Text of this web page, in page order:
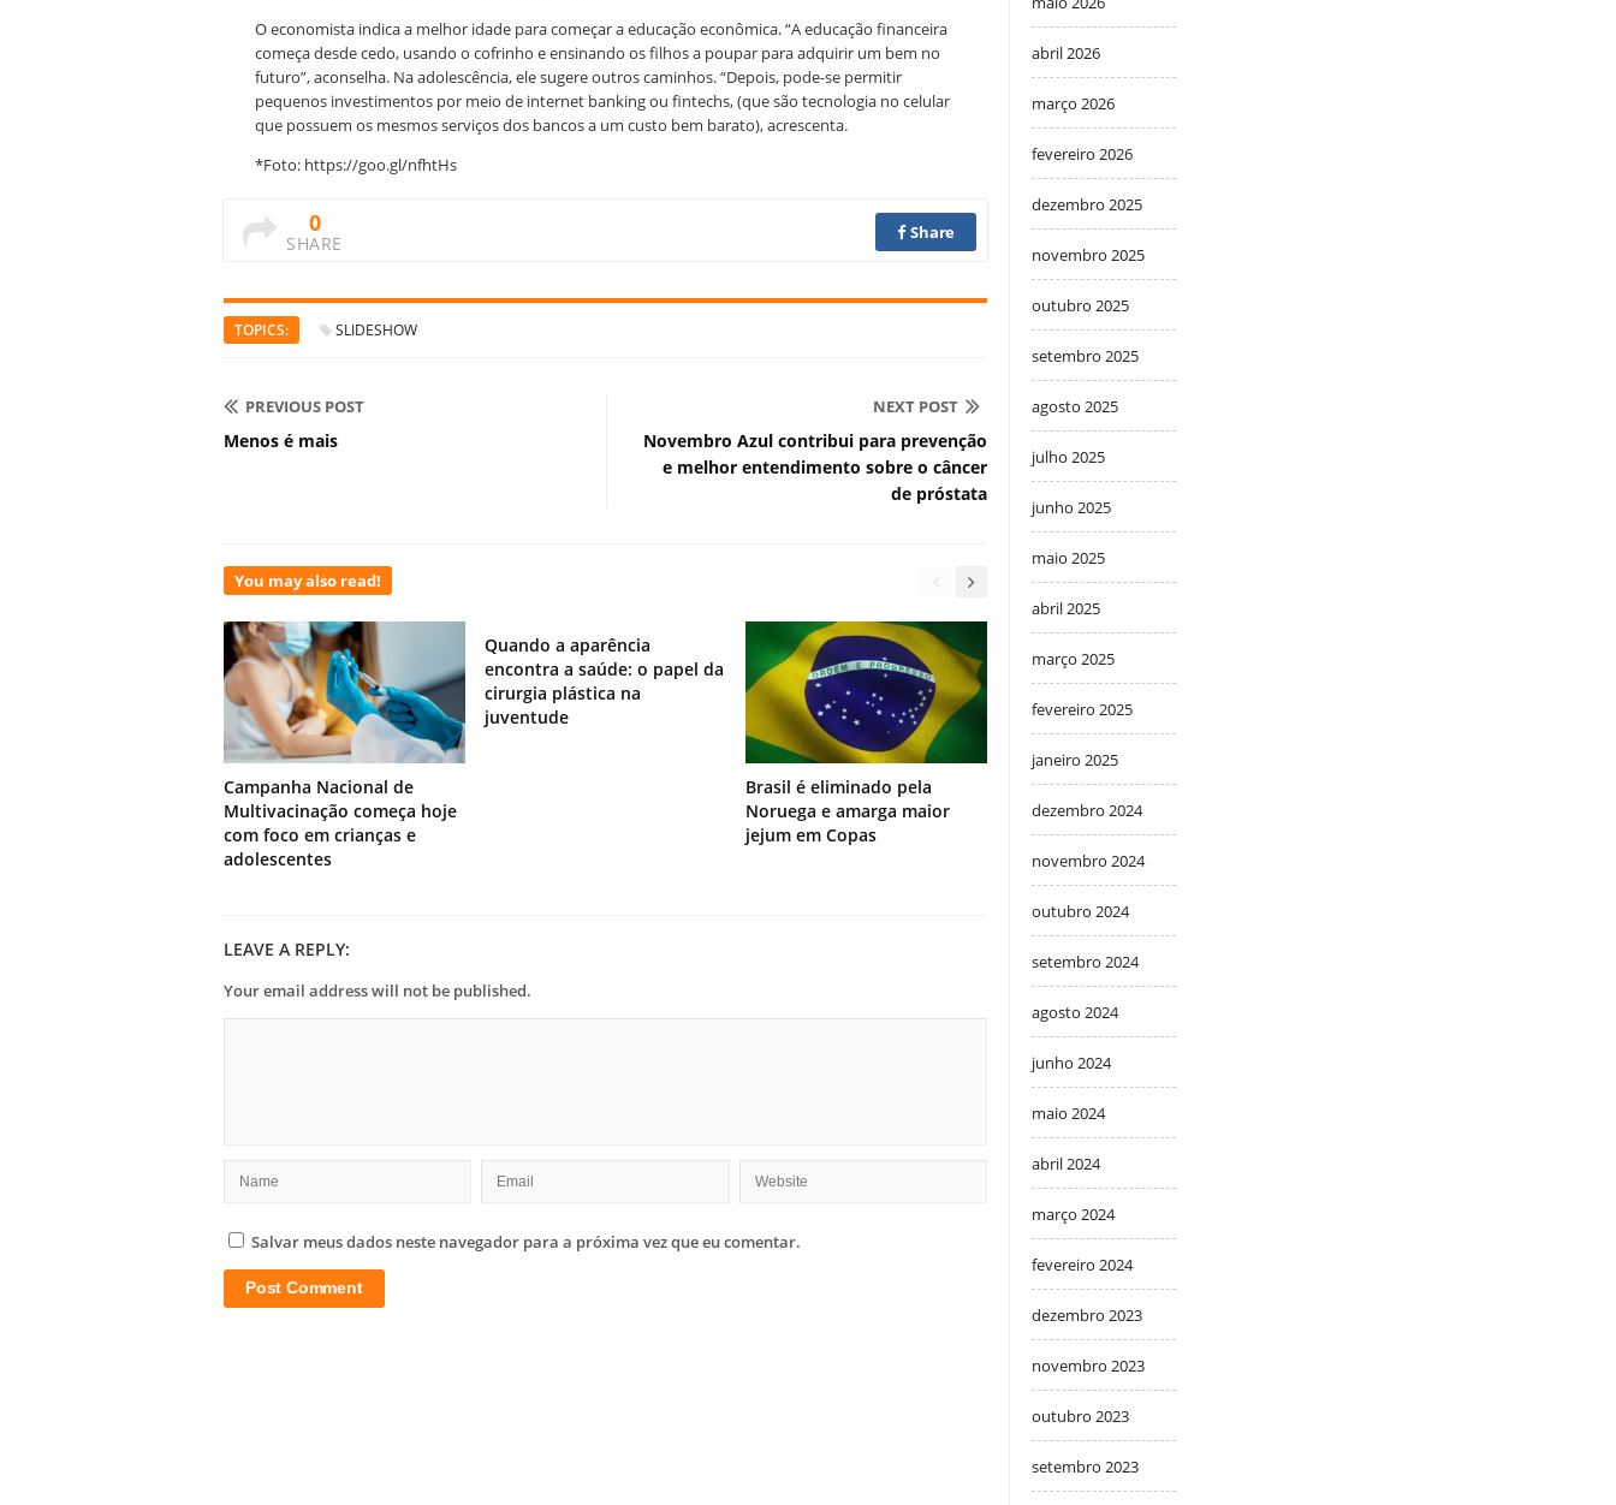
O economista indica a melhor idade para começar a educação econômica. “A educação financeira
começa desde cedo, usando o cofrinho e ensinando os filhos a poupar para adquirir um bem no
futuro”, aconselha. Na adolescência, ele sugere outros caminhos. “Depois, pode-se permitir
pequenos investimentos por meio de internet banking ou fintechs, (que são tecnologia no celular
que possuem os mesmos serviços dos bancos a um custo bem barato), acrescenta.
*Foto: https://goo.gl/nfhtHs
0
SHARE
Share
TOPICS: SLIDESHOW
PREVIOUS POST
Menos é mais
NEXT POST
Novembro Azul contribui para prevenção
e melhor entendimento sobre o câncer
de próstata
You may also read!
Campanha Nacional de
Multivacinação começa hoje
com foco em crianças e
adolescentes
Quando a aparência
encontra a saúde: o papel da
cirurgia plástica na
juventude
Brasil é eliminado pela
Noruega e amarga maior
jejum em Copas
LEAVE A REPLY:
Your email address will not be published.
Salvar meus dados neste navegador para a próxima vez que eu comentar.
abril 2026
março 2026
fevereiro 2026
dezembro 2025
novembro 2025
outubro 2025
setembro 2025
agosto 2025
julho 2025
junho 2025
maio 2025
abril 2025
março 2025
fevereiro 2025
janeiro 2025
dezembro 2024
novembro 2024
outubro 2024
setembro 2024
agosto 2024
junho 2024
maio 2024
abril 2024
março 2024
fevereiro 2024
dezembro 2023
novembro 2023
outubro 2023
setembro 2023